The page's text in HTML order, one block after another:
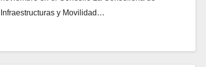
Infraestructuras y Movilidad…